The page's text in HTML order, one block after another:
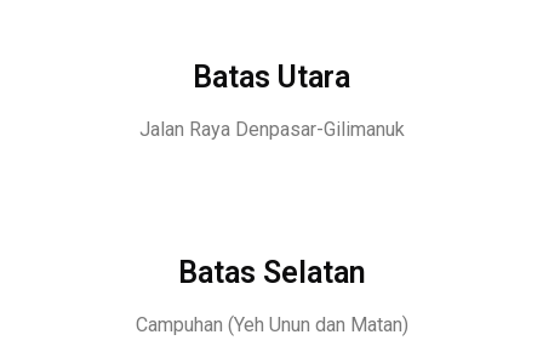
Batas Utara
Jalan Raya Denpasar-Gilimanuk
Batas Selatan
Campuhan (Yeh Unun dan Matan)